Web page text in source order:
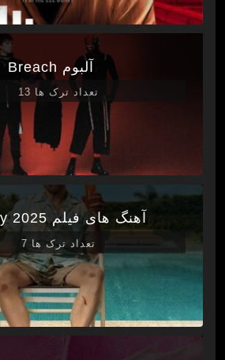
آلبوم Breach
تعداد ترک ها 13
آهنگ های فیلم Nobody 2025
تعداد ترک ها 7